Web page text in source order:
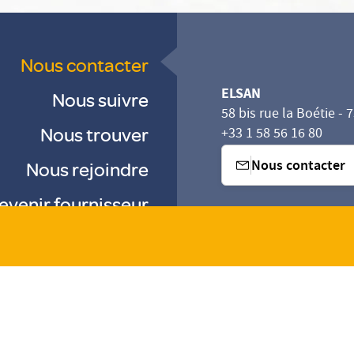
paramètres de confidentialité, en garantissant la
Nous contacter
Nous suivre
Nous trouver
Nous rejoindre
fournisseur
ELSAN
58 bis rue la Boétie -
+33 1 58 56 16 80
Nous contacter